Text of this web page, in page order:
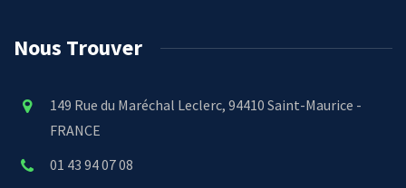
Nous Trouver
149 Rue du Maréchal Leclerc, 94410 Saint-Maurice -
FRANCE
01 43 94 07 08